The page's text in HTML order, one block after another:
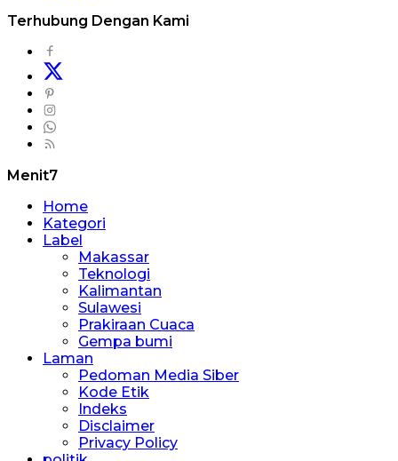
Terhubung Dengan Kami
Menit7
Home
Kategori
Label
Makassar
Teknologi
Kalimantan
Sulawesi
Prakiraan Cuaca
Gempa bumi
Laman
Pedoman Media Siber
Kode Etik
Indeks
Disclaimer
Privacy Policy